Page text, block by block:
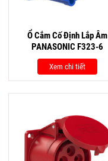
Ổ Cắm Cố Định Lắp Âm
PANASONIC F323-6
Xem chi tiết